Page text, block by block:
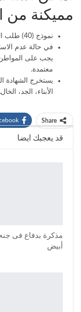
مميكنة من
نموذج (40) طلب الحصول على صورة وثيقة أو مستند.
في حالة عدم
يجب على المواطن
معتمدة.
يستخرج الشهادة
الأبناء، الجد، الخال
Share
قد يعجبك ايضا
مذكرة بدفاع فى
أبيض